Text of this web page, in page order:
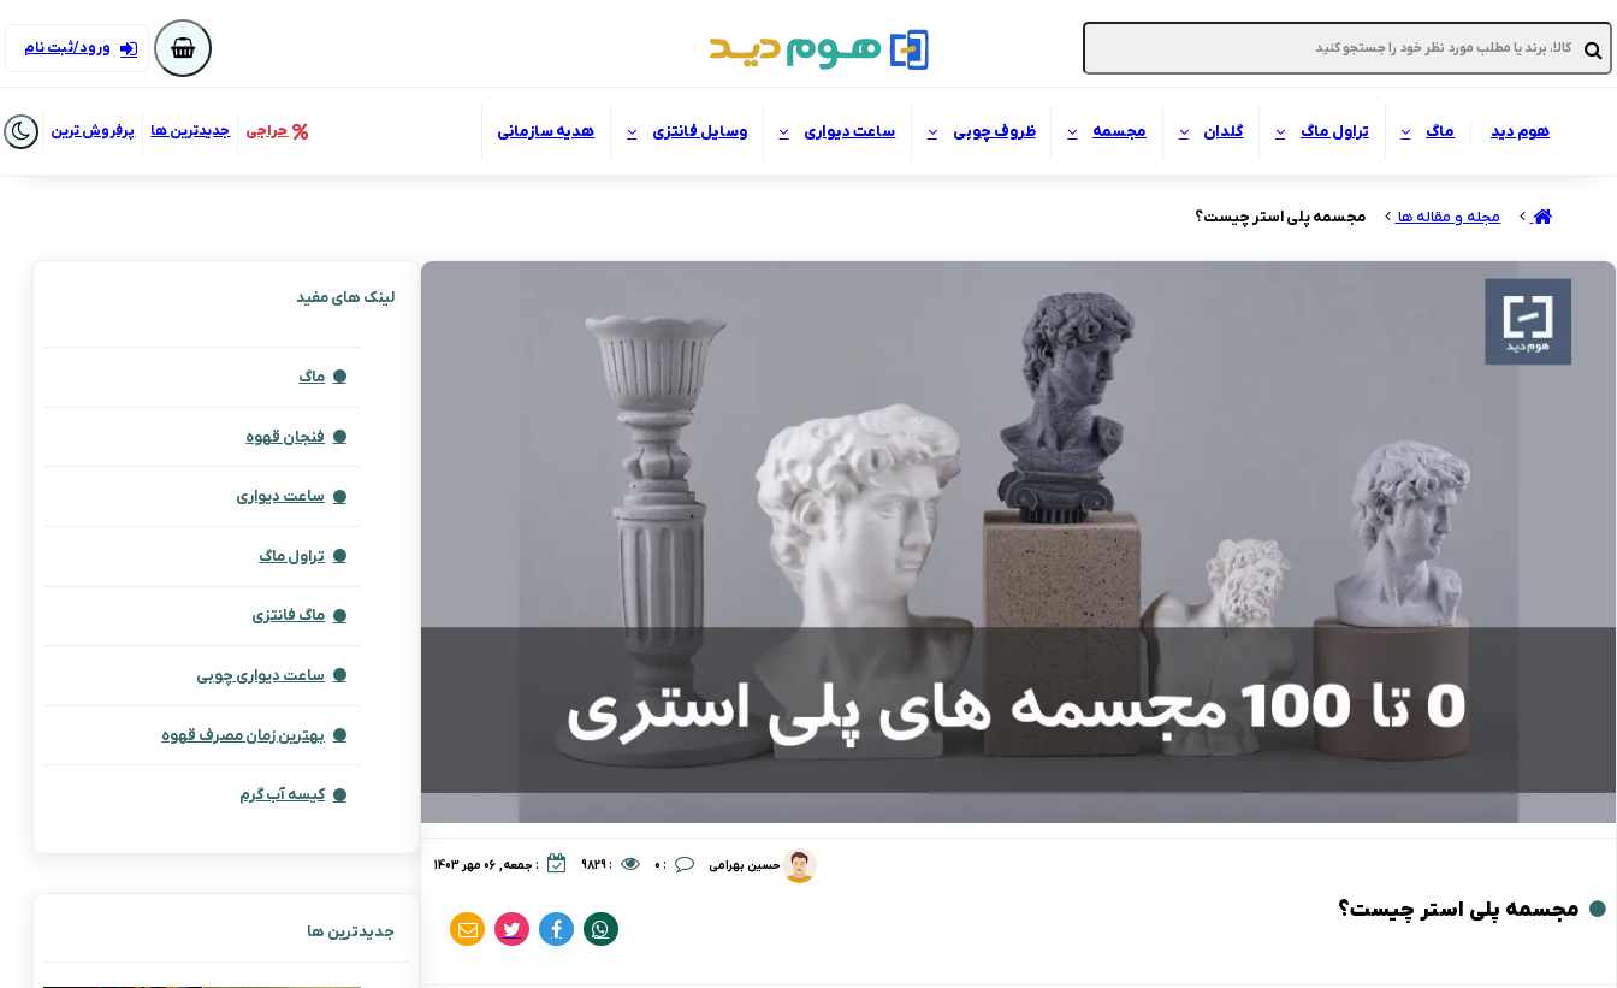
ورود/ثبت نام
هوم دید ماگ تراول ماگ گلدان مجسمه ظروف چوبی ساعت دیواری وسایل فانتزی هدیه سازمانی حراجی جدیدترین ها پرفروش ترین
مجله و مقاله ها مجسمه پلی استر چیست؟
مجسمه پلی استر چیست؟
حسین بهرامی :
0
:
9829
: جمعه, 06 مهر 1403
لینک های مفید
ماگ
فنجان قهوه
ساعت دیواری
تراول ماگ
ماگ فانتزی
ساعت دیواری چوبی
بهترین زمان مصرف قهوه
کیسه آب گرم
جدیدترین ها